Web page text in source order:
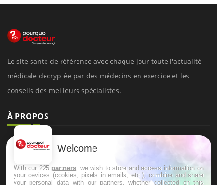
Le site santé de référence avec chaque jour toute l'actualité
médicale decryptée par des médecins en exercice et les
conseils des meilleurs spécialistes.
À PROPOS
Données personnelles et cookies
Conditions d'utilisation
Welcome
With our 225 partners , we wish to store and access information on
your devices (cookies, pixels in emails, etc.), combine and share
your personal data with our partners, whether collected on this